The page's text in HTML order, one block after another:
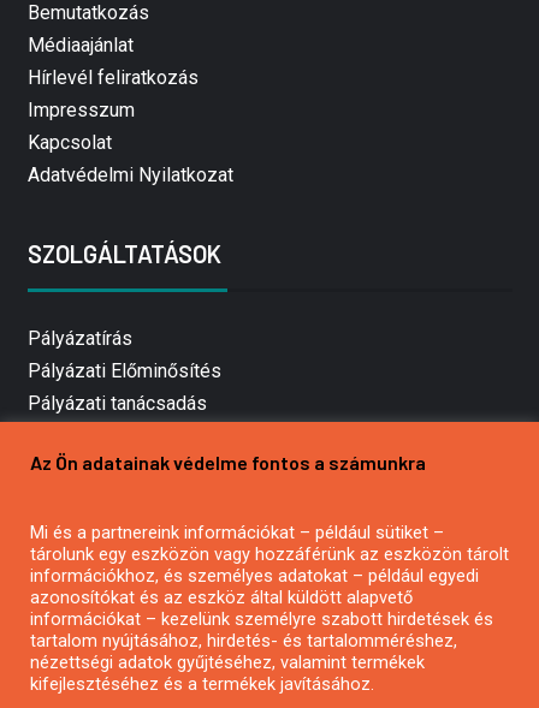
Bemutatkozás
Médiaajánlat
Hírlevél feliratkozás
Impresszum
Kapcsolat
Adatvédelmi Nyilatkozat
SZOLGÁLTATÁSOK
Pályázatírás
Pályázati Előminősítés
Pályázati tanácsadás
Mezőgazdasági pályázatírás
Pályázatírás civil szervezeteknek
Pályázatírás önkormányzatoknak
Pályázatfigyelés
Specifikus pályázatfigyelés vagy hírlevél
Az Ön adatainak védelme fontos a számunkra
Mi és a partnereink információkat – például sütiket –
tárolunk egy eszközön vagy hozzáférünk az eszközön tárolt
információkhoz, és személyes adatokat – például egyedi
azonosítókat és az eszköz által küldött alapvető
információkat – kezelünk személyre szabott hirdetések és
tartalom nyújtásához, hirdetés- és tartalomméréshez,
nézettségi adatok gyűjtéséhez, valamint termékek
kifejlesztéséhez és a termékek javításához.